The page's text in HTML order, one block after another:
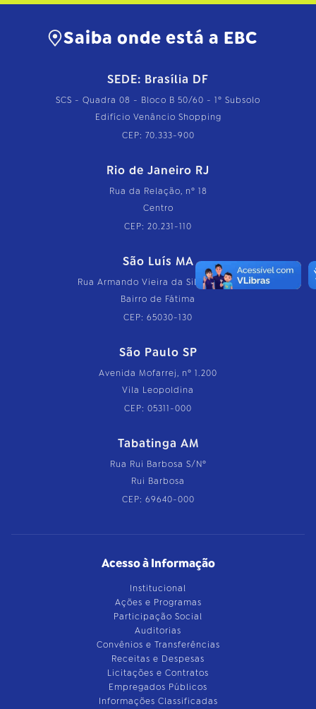
Saiba onde está a EBC
SEDE: Brasília DF
SCS - Quadra 08 - Bloco B 50/60 - 1º Subsolo
Edifício Venâncio Shopping
CEP: 70.333-900
Rio de Janeiro RJ
Rua da Relação, nº 18
Centro
CEP: 20.231-110
São Luís MA
Rua Armando Vieira da Silva, nº 126
Bairro de Fátima
CEP: 65030-130
São Paulo SP
Avenida Mofarrej, nº 1.200
Vila Leopoldina
CEP: 05311-000
Tabatinga AM
Rua Rui Barbosa S/Nº
Rui Barbosa
CEP: 69640-000
Acesso à Informação
Institucional
Ações e Programas
Participação Social
Auditorias
Convênios e Transferências
Receitas e Despesas
Licitações e Contratos
Empregados Públicos
Informações Classificadas